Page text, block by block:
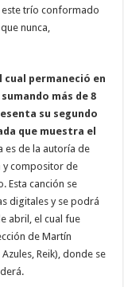
este trío conformado
nunca,
cual permaneció en
más de 8
su segundo
que muestra el
es de la autoría de
y compositor de
Esta canción se
digitales y se podrá
abril, el cual fue
de Martín
Reik), donde se